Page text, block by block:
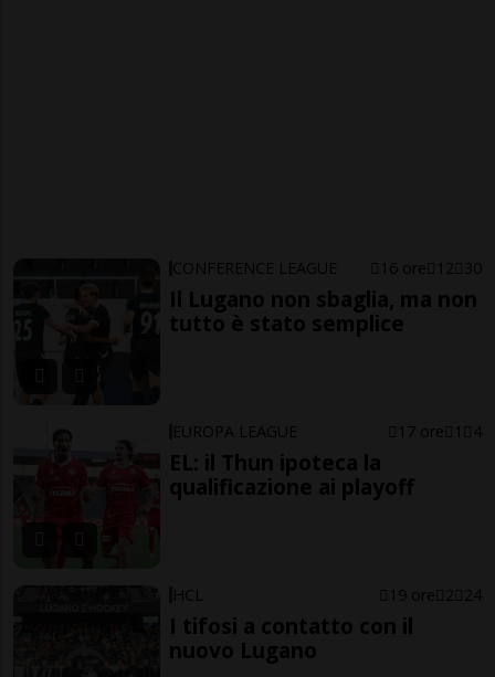
CONFERENCE LEAGUE 16 ore 12 30
Il Lugano non sbaglia, ma non
tutto è stato semplice
EUROPA LEAGUE 17 ore 1 4
EL: il Thun ipoteca la
qualificazione ai playoff
HCL 19 ore 2 24
I tifosi a contatto con il
nuovo Lugano